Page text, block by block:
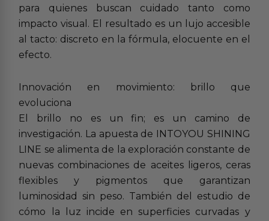
para quienes buscan cuidado tanto como
impacto visual. El resultado es un lujo accesible
al tacto: discreto en la fórmula, elocuente en el
efecto.
Innovación en movimiento: brillo que
evoluciona
El brillo no es un fin; es un camino de
investigación. La apuesta de INTOYOU SHINING
LINE se alimenta de la exploración constante de
nuevas combinaciones de aceites ligeros, ceras
flexibles y pigmentos que garantizan
luminosidad sin peso. También del estudio de
cómo la luz incide en superficies curvadas y